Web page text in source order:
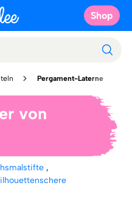
Shop
Pergament-Laterne
von
,